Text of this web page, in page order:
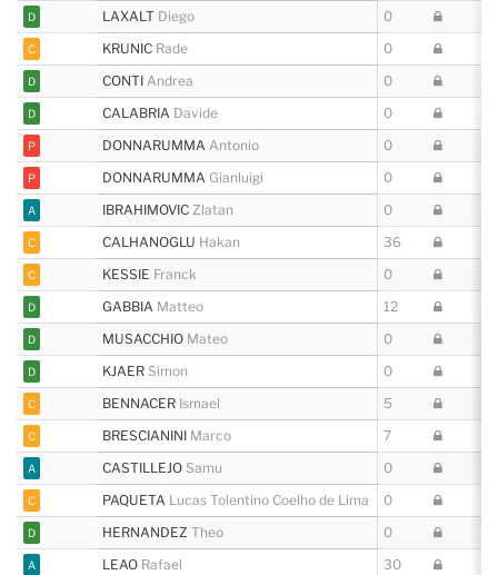
D LAXALT Diego 0
C KRUNIC Rade 0
D CONTIAndrea 0
D CALABRIA Davide 0
P DONNARUMMAAntonio 0
P DONNARUMMA Gianluigi 0
A IBRAHIMOVICZlatan 0
C CALHANOGLU Hakan 36
C KESSIE Franck 0
D GABBIA Matteo 12
D MUSACCHIO Mateo 0
D KJAER Simon 0
C BENNACER Ismael 5
C BRESCIANINI Marco 7
A CASTILLEJO Samu 0
C PAQUETA Lucas Tolentino Coelho de Lima 0
D HERNANDEZTheo 0
A LEAO Rafael 30